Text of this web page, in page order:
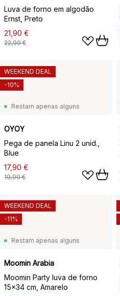
Luva de forno em algodão
Ernst, Preto
21,90 €
22,90 €
Restam apenas alguns
OYOY
Pega de panela Linu 2 unid.,
Blue
17,90 €
19,90 €
WEEKEND DEAL
-10%
Restam apenas alguns
Moomin Arabia
Moomin Party luva de forno
15x34 cm, Amarelo
WEEKEND DEAL
-11%